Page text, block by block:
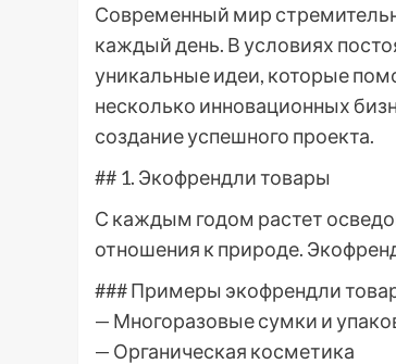
Современный мир
каждый день. В условиях
уникальные идеи, которые
несколько инновационных
создание успешного проекта.
## 1. Экофрендли товары
С каждым годом растет
отношения к природе.
### Примеры экофрендли
— Многоразовые сумки и
— Органическая косметика